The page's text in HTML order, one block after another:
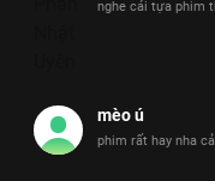
nghe cái tựa phim
mèo ú
phim rất hay nha